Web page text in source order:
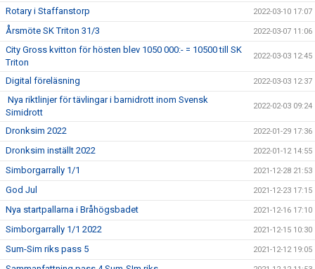
Rotary i Staffanstorp 2022-03-10 17:07
Årsmöte SK Triton 31/3 2022-03-07 11:06
City Gross kvitton för hösten blev 1050 000:- = 10500 till SK
Triton
2022-03-03 12:45
Digital föreläsning 2022-03-03 12:37
Nya riktlinjer för tävlingar i barnidrott inom Svensk
Simidrott
2022-02-03 09:24
Dronksim 2022 2022-01-29 17:36
Dronksim inställt 2022 2022-01-12 14:55
Simborgarrally 1/1 2021-12-28 21:53
God Jul 2021-12-23 17:15
Nya startpallarna i Bråhögsbadet 2021-12-16 17:10
Simborgarrally 1/1 2022 2021-12-15 10:30
Sum-Sim riks pass 5 2021-12-12 19:05